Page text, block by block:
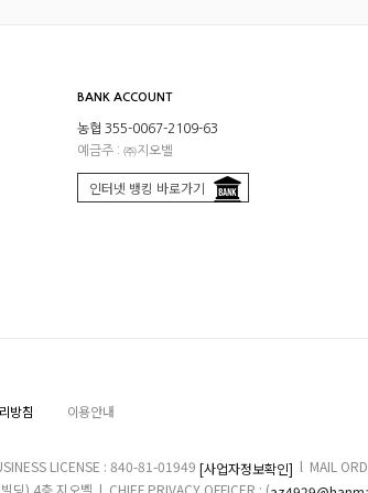
BANK ACCOUNT
농협 355-0067-2109-63
예금주 : ㈜지오벨
인터넷 뱅킹 바로가기
방침 이용안내
LICENSE : 840-81-01949 [사업자정보확인] l MAIL
딩) 4층 지오벨 l CHIEF PRIVACY OFFICER : (